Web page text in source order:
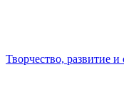
Творчество, развитие и